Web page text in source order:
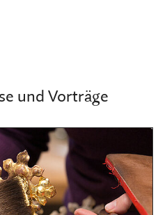
und Vorträge